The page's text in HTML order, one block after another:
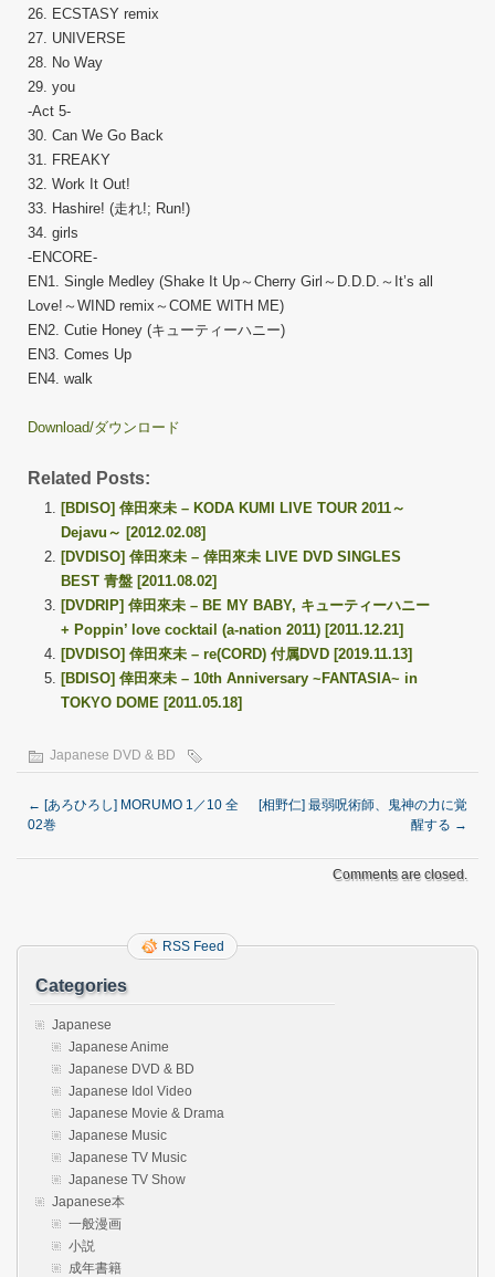
26. ECSTASY remix
27. UNIVERSE
28. No Way
29. you
-Act 5-
30. Can We Go Back
31. FREAKY
32. Work It Out!
33. Hashire! (走れ!; Run!)
34. girls
-ENCORE-
EN1. Single Medley (Shake It Up～Cherry Girl～D.D.D.～It’s all
Love!～WIND remix～COME WITH ME)
EN2. Cutie Honey (キューティーハニー)
EN3. Comes Up
EN4. walk
Download/ダウンロード
Related Posts:
[BDISO] 倖田來未 – KODA KUMI LIVE TOUR 2011～
Dejavu～ [2012.02.08]
[DVDISO] 倖田來未 – 倖田來未 LIVE DVD SINGLES
BEST 青盤 [2011.08.02]
[DVDRIP] 倖田來未 – BE MY BABY, キューティーハニー
+ Poppin’ love cocktail (a-nation 2011) [2011.12.21]
[DVDISO] 倖田來未 – re(CORD) 付属DVD [2019.11.13]
[BDISO] 倖田來未 – 10th Anniversary ~FANTASIA~ in
TOKYO DOME [2011.05.18]
Japanese DVD & BD
← [あろひろし] MORUMO 1／10 全
02巻
[相野仁] 最弱呪術師、鬼神の力に覚
醒する →
Comments are closed.
RSS Feed
Categories
Japanese
Japanese Anime
Japanese DVD & BD
Japanese Idol Video
Japanese Movie & Drama
Japanese Music
Japanese TV Music
Japanese TV Show
Japanese本
一般漫画
小説
成年書籍